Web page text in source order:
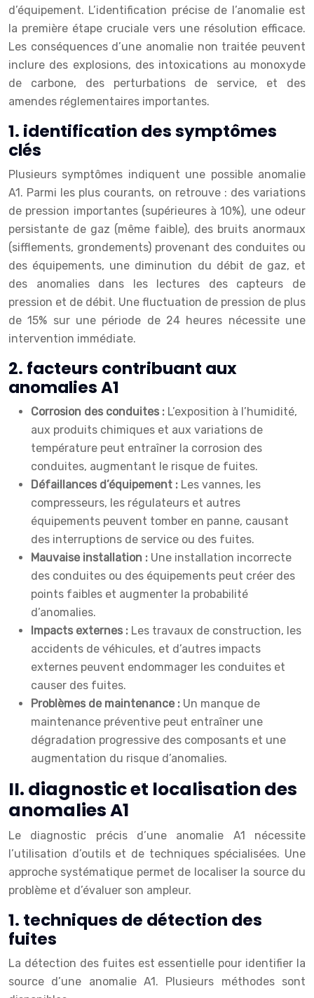
d’équipement. L’identification précise de l’anomalie est
la première étape cruciale vers une résolution efficace.
Les conséquences d’une anomalie non traitée peuvent
inclure des explosions, des intoxications au monoxyde
de carbone, des perturbations de service, et des
amendes réglementaires importantes.
1. identification des symptômes
clés
Plusieurs symptômes indiquent une possible anomalie
A1. Parmi les plus courants, on retrouve : des variations
de pression importantes (supérieures à 10%), une odeur
persistante de gaz (même faible), des bruits anormaux
(sifflements, grondements) provenant des conduites ou
des équipements, une diminution du débit de gaz, et
des anomalies dans les lectures des capteurs de
pression et de débit. Une fluctuation de pression de plus
de 15% sur une période de 24 heures nécessite une
intervention immédiate.
2. facteurs contribuant aux
anomalies A1
Corrosion des conduites : L’exposition à l’humidité,
aux produits chimiques et aux variations de
température peut entraîner la corrosion des
conduites, augmentant le risque de fuites.
Défaillances d’équipement : Les vannes, les
compresseurs, les régulateurs et autres
équipements peuvent tomber en panne, causant
des interruptions de service ou des fuites.
Mauvaise installation : Une installation incorrecte
des conduites ou des équipements peut créer des
points faibles et augmenter la probabilité
d’anomalies.
Impacts externes : Les travaux de construction, les
accidents de véhicules, et d’autres impacts
externes peuvent endommager les conduites et
causer des fuites.
Problèmes de maintenance : Un manque de
maintenance préventive peut entraîner une
dégradation progressive des composants et une
augmentation du risque d’anomalies.
II. diagnostic et localisation des
anomalies A1
Le diagnostic précis d’une anomalie A1 nécessite
l’utilisation d’outils et de techniques spécialisées. Une
approche systématique permet de localiser la source du
problème et d’évaluer son ampleur.
1. techniques de détection des
fuites
La détection des fuites est essentielle pour identifier la
source d’une anomalie A1. Plusieurs méthodes sont